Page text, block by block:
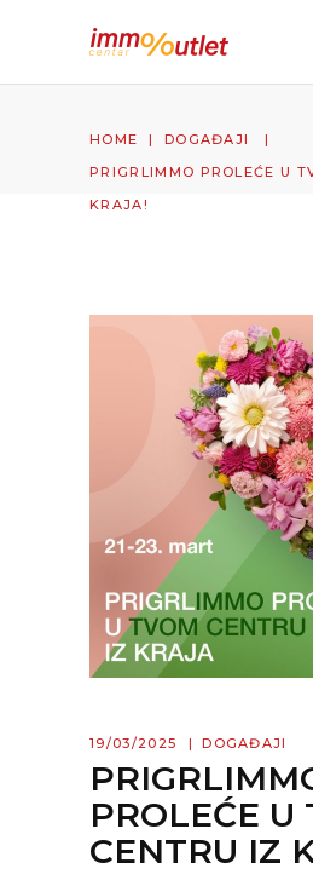
HOME | DOGAĐAJI
|
PRIGRLIMMO PROLEĆE U
KRAJA!
19/03/2025 DOGAĐAJI
PROLEĆE U
CENTRU IZ